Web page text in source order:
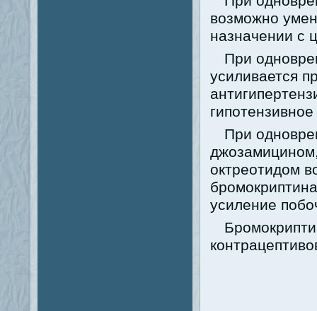
возможно
назначении с
При
усиливается
При
октреотидом
усиление